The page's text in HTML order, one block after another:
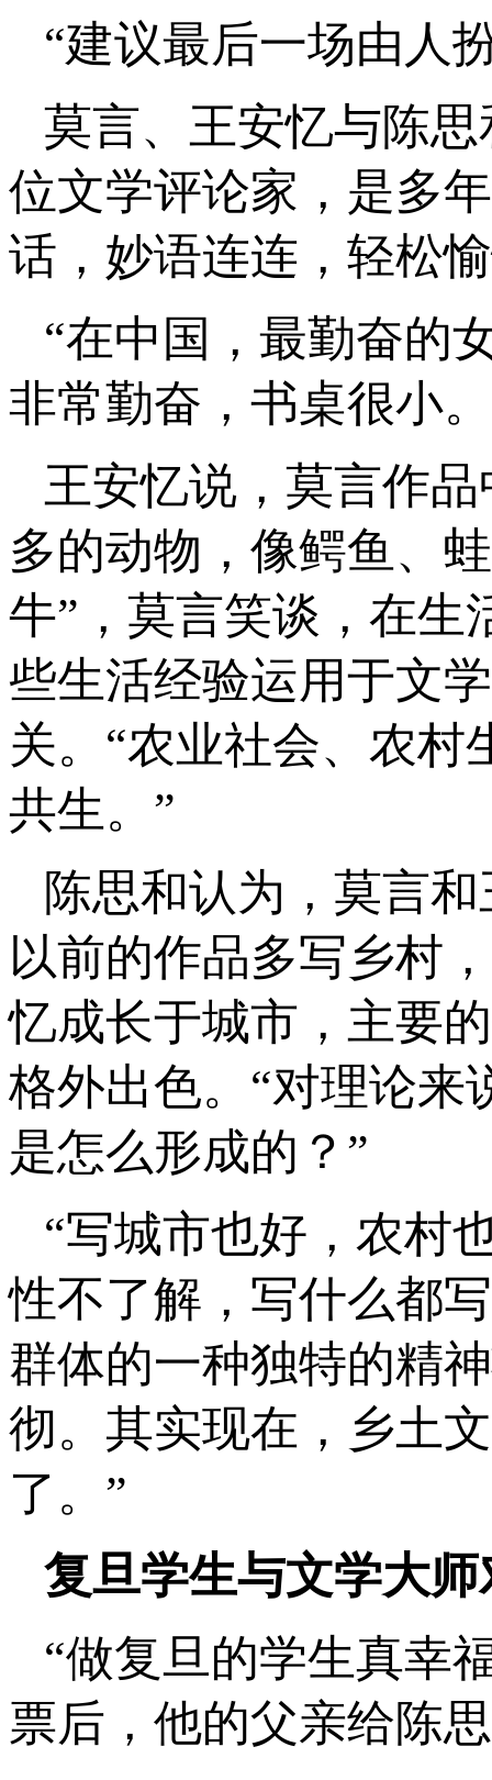
“建议最后一场由人
莫言、王安忆与陈
位文学评论家，是多
话，妙语连连，轻松
“在中国，最勤奋的
非常勤奋，书桌很小。
王安忆说，莫言作
多的动物，像鳄鱼、
牛”，莫言笑谈，在生
些生活经验运用于文
关。“农业社会、农村
共生。”
陈思和认为，莫言
以前的作品多写乡村
忆成长于城市，主要
格外出色。“对理论来
是怎么形成的？”
“写城市也好，农村
性不了解，写什么都
群体的一种独特的精
彻。其实现在，乡土
了。”
复旦学生与文学大师
“做复旦的学生真幸
票后，他的父亲给陈